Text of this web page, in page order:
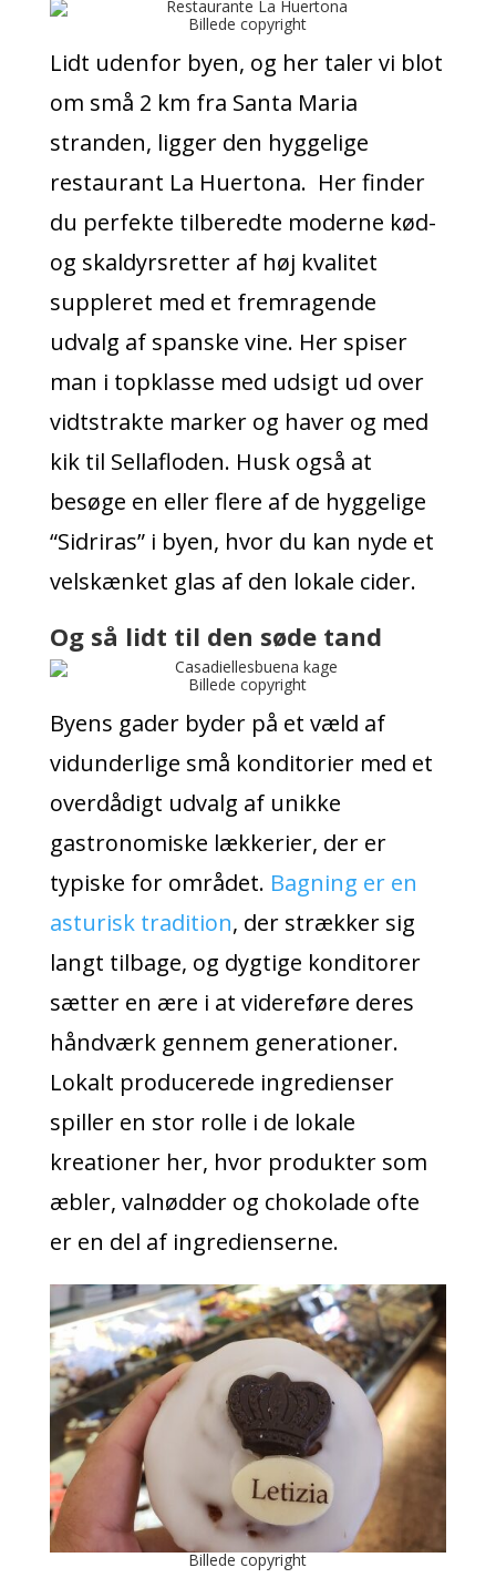
Billede copyright
Lidt udenfor byen, og her taler vi blot
om små 2 km fra Santa Maria
stranden, ligger den hyggelige
restaurant La Huertona. Her finder
du perfekte tilberedte moderne kød-
og skaldyrsretter af høj kvalitet
suppleret med et fremragende
udvalg af spanske vine. Her spiser
man i topklasse med udsigt ud over
vidtstrakte marker og haver og med
kik til Sellafloden. Husk også at
besøge en eller flere af de hyggelige
“Sidriras” i byen, hvor du kan nyde et
velskænket glas af den lokale cider.
Og så lidt til den søde tand
Billede copyright
Byens gader byder på et væld af
vidunderlige små konditorier med et
overdådigt udvalg af unikke
gastronomiske lækkerier, der er
typiske for området. Bagning er en
asturisk tradition, der strækker sig
langt tilbage, og dygtige konditorer
sætter en ære i at videreføre deres
håndværk gennem generationer.
Lokalt producerede ingredienser
spiller en stor rolle i de lokale
kreationer her, hvor produkter som
æbler, valnødder og chokolade ofte
er en del af ingredienserne.
Billede copyright